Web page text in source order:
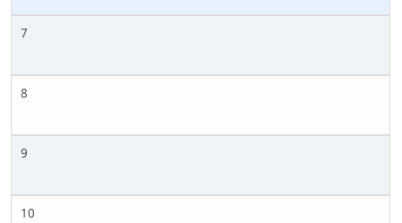
7
8
9
10